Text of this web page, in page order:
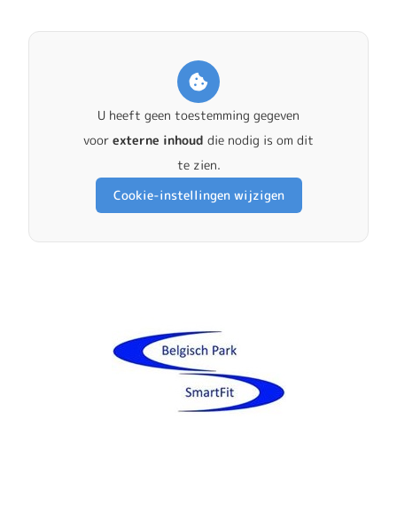
U heeft geen toestemming gegeven
voor externe inhoud die nodig is om dit
te zien.
Cookie-instellingen wijzigen